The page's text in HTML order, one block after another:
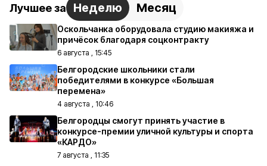
Лучшее за Неделю Месяц
Оскольчанка оборудовала студию макияжа и
причёсок благодаря соцконтракту
6 августа , 15:45
Белгородские школьники стали
победителями в конкурсе «Большая
перемена»
4 августа , 10:46
Белгородцы смогут принять участие в
конкурсе-премии уличной культуры и спорта
«КАРДО»
7 августа , 11:35